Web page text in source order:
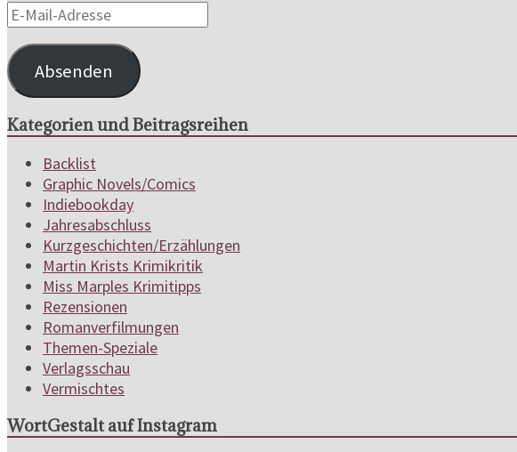
E-
Mail-
Adresse
Absenden
Kategorien und Beitragsreihen
Backlist
Graphic Novels/Comics
Indiebookday
Jahresabschluss
Kurzgeschichten/Erzählungen
Martin Krists Krimikritik
Miss Marples Krimitipps
Rezensionen
Romanverfilmungen
Themen-Speziale
Verlagsschau
Vermischtes
WortGestalt auf Instagram